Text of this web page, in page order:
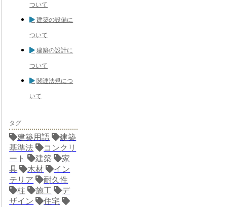
ついて
建築の設備に
ついて
建築の設計に
ついて
関連法規につ
いて
タグ
建築用語
建築
基準法
コンクリ
ート
建築
家
具
木材
イン
テリア
耐久性
柱
施工
デ
ザイン
住宅